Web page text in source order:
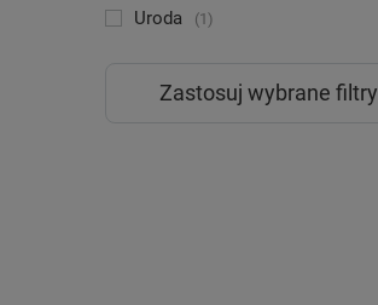
Uroda 1
Zastosuj wybrane filtry